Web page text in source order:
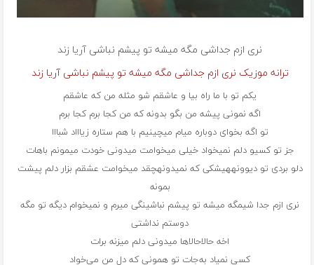
نری ازم جداشی مگه میشه تو پیشم نباشی آریا زند
ترانه موزیک نری ازم جداشی مگه میشه تو پیشم نباشی آریا زند
یکم تو با ما راه بیا و عاشقم شو مثله من که عاشقم
اگه نمونی پیشه من بگو بدونه که من کجا برم کجا برم
تو اگه بخوای دوباره میام میچینیم با هم ستاره زیاااد شبااا
جز تو کسیو دلم نمیخواد خیلی میخوامت میدونی خودت میمونم باهات
دلو بردی تو دیوونههیشکی که نمیدونهچقد میخوامت عشقم بزار دلم پیشت
بمونه
نری ازم جدا شیمگه میشه تو پیشم نباشینگی میرم و نمیخوام دیگه تو مگه
دوستم نداشتی
اخه حالاحالاها میدونی دلم میزنه برات
کسی نمیاد به‌جات تو همونی که دل من می‌خواد